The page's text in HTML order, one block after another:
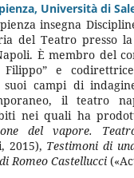
Università di
insegna
del Teatro presso
È membro del
Filippo” e
suoi campi di
il teatro
nei quali ha
del vapore.
2015), Testimoni di
Romeo Castellucci